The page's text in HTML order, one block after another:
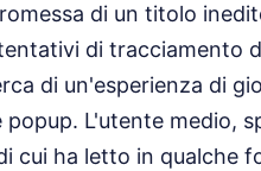
di un titolo
di tracciamento
di un'esperienza di
L'utente medio,
cui ha letto in qualche